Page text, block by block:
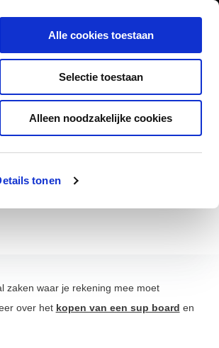
tonen
Alle cookies toestaan
Selectie toestaan
Alleen noodzakelijke cookies
Inloggen
Contact
ons een 9,5/10
zaken waar je rekening mee moet
over het kopen van een sup board en